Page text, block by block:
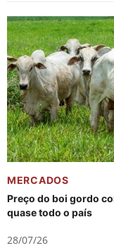
MERCADOS
Preço do boi gordo
quase todo o país
28/07/26